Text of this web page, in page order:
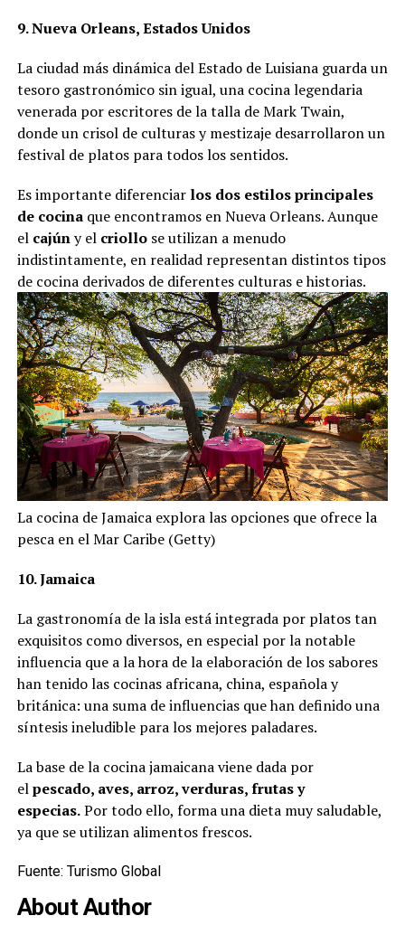
9. Nueva Orleans, Estados Unidos
La ciudad más dinámica del Estado de Luisiana guarda un
tesoro gastronómico sin igual, una cocina legendaria
venerada por escritores de la talla de Mark Twain,
donde un crisol de culturas y mestizaje desarrollaron un
festival de platos para todos los sentidos.
Es importante diferenciar los dos estilos principales
de cocina que encontramos en Nueva Orleans. Aunque
el cajúny el criollo se utilizan a menudo
indistintamente, en realidad representan distintos tipos
de cocina derivados de diferentes culturas e historias.
La cocina de Jamaica explora las opciones que ofrece la
pesca en el Mar Caribe (Getty)
10. Jamaica
La gastronomía de la isla está integrada por platos tan
exquisitos como diversos, en especial por la notable
influencia que a la hora de la elaboración de los sabores
han tenido las cocinas africana, china, española y
británica: una suma de influencias que han definido una
síntesis ineludible para los mejores paladares.
La base de la cocina jamaicana viene dada por
elpescado, aves, arroz, verduras, frutas y
especias.Por todo ello, forma una dieta muy saludable,
ya que se utilizan alimentos frescos.
Fuente: Turismo Global
About Author